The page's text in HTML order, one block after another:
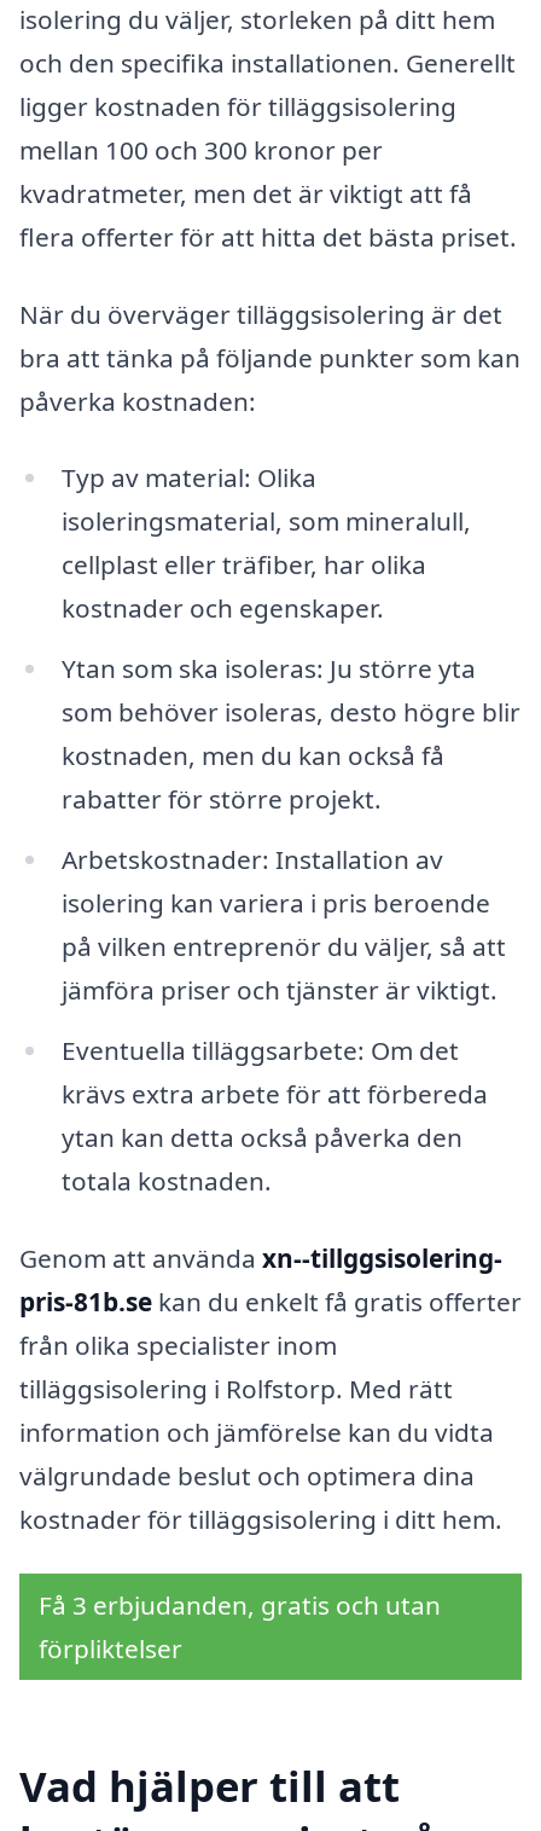
isolering du väljer, storleken på ditt hem
och den specifika installationen. Generellt
ligger kostnaden för tilläggsisolering
mellan 100 och 300 kronor per
kvadratmeter, men det är viktigt att få
flera offerter för att hitta det bästa priset.
När du överväger tilläggsisolering är det
bra att tänka på följande punkter som kan
påverka kostnaden:
Typ av material: Olika
isoleringsmaterial, som mineralull,
cellplast eller träfiber, har olika
kostnader och egenskaper.
Ytan som ska isoleras: Ju större yta
som behöver isoleras, desto högre blir
kostnaden, men du kan också få
rabatter för större projekt.
Arbetskostnader: Installation av
isolering kan variera i pris beroende
på vilken entreprenör du väljer, så att
jämföra priser och tjänster är viktigt.
Eventuella tilläggsarbete: Om det
krävs extra arbete för att förbereda
ytan kan detta också påverka den
totala kostnaden.
Genom att använda xn--tillggsisolering-
pris-81b.se kan du enkelt få gratis offerter
från olika specialister inom
tilläggsisolering i Rolfstorp. Med rätt
information och jämförelse kan du vidta
välgrundade beslut och optimera dina
kostnader för tilläggsisolering i ditt hem.
Få 3 erbjudanden, gratis och utan
förpliktelser
Vad hjälper till att